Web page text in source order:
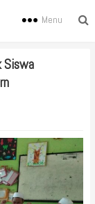
Menu
Siswa